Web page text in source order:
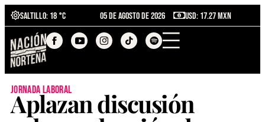
Saltillo: 18 °C 05 de agosto de 2026 USD: 17.27 MXN
jornada laboral
Aplazan discusión